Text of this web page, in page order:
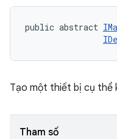
public abstract
Tạo một thiết bị cụ thể
Tham số